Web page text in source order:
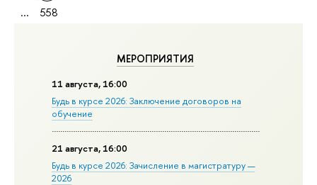
МЕРОПРИЯТИЯ
11 августа, 16:00
Будь в курсе 2026: Заключение договоров на
обучение
21 августа, 16:00
Будь в курсе 2026: Зачисление в магистратуру —
2026
...
558